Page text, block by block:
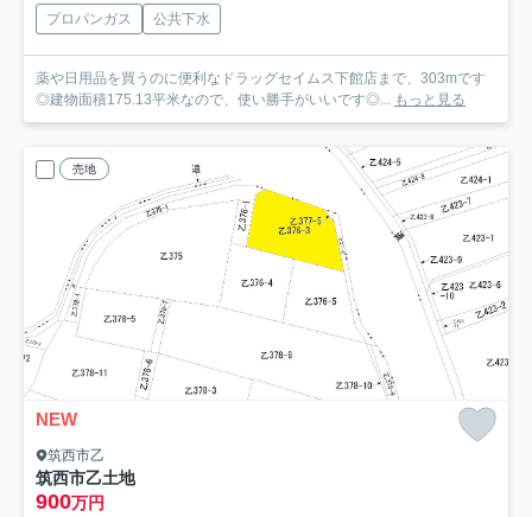
プロパンガス 公共下水
薬や日用品を買うのに便利なドラッグセイムス下館店まで、303mです
◎建物面積175.13平米なので、使い勝手がいいです◎... もっと見る
売地
NEW
筑西市乙
筑西市乙土地
900万円